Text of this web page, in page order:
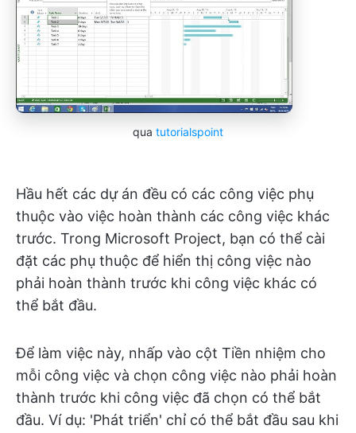
qua tutorialspoint
Hầu hết các dự án đều có các công việc phụ
thuộc vào việc hoàn thành các công việc khác
trước. Trong Microsoft Project, bạn có thể cài
đặt các phụ thuộc để hiển thị công việc nào
phải hoàn thành trước khi công việc khác có
thể bắt đầu.
Để làm việc này, nhấp vào cột Tiền nhiệm cho
mỗi công việc và chọn công việc nào phải hoàn
thành trước khi công việc đã chọn có thể bắt
đầu. Ví dụ: 'Phát triển' chỉ có thể bắt đầu sau khi